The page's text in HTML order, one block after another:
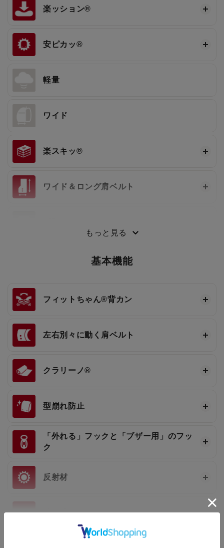
楽ッション®
安ピカッ®
軽量
ワイド
楽スキッ®
ワイド＆ロング肩ベルト
もっと見る
基本機能
フィットちゃん®背カン
左右別々に動く肩ベルト
クラリーノ®
型崩れ防止
「外れる」フックと「ブザー用」のフッ
ク
反射材
持ち手